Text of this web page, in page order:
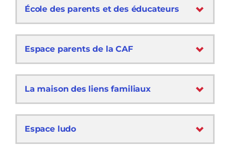
École des parents et des éducateurs
Espace parents de la CAF
La maison des liens familiaux
Espace ludo